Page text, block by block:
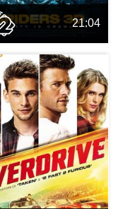
21:04